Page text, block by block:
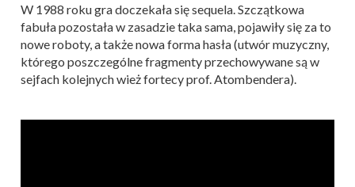
W 1988 roku gra doczekała się sequela. Szczątkowa
fabuła pozostała w zasadzie taka sama, pojawiły się za to
nowe roboty, a także nowa forma hasła (utwór muzyczny,
którego poszczególne fragmenty przechowywane są w
sejfach kolejnych wież fortecy prof. Atombendera).